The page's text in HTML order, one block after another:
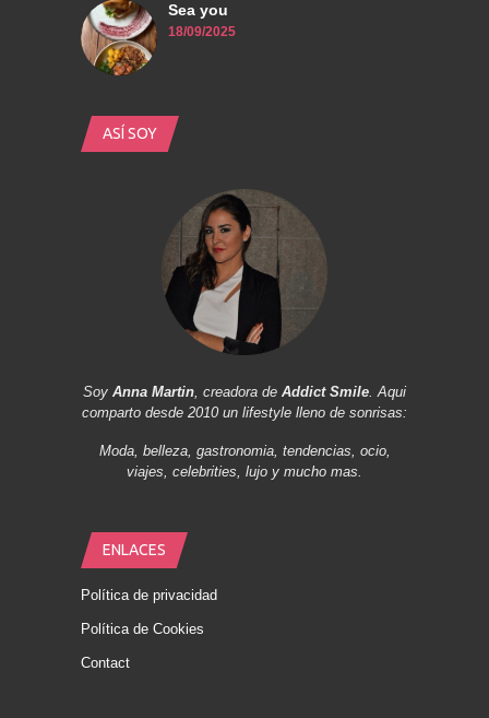
Sea you
18/09/2025
ASÍ SOY
Soy Anna Martin, creadora de Addict Smile. Aqui
comparto desde 2010 un lifestyle lleno de sonrisas:
Moda, belleza, gastronomia, tendencias, ocio,
viajes, celebrities, lujo y mucho mas.
ENLACES
Política de privacidad
Política de Cookies
Contact